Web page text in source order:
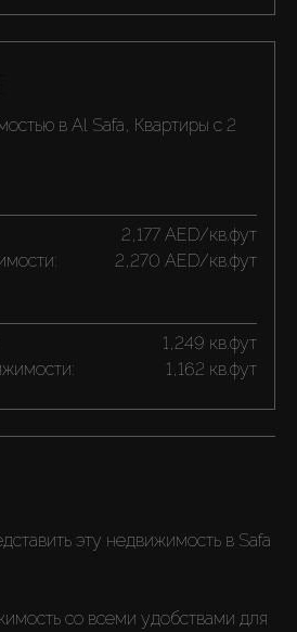
в Al Safa, Квартиры с 2
2,177 AED/кв.фут
2,270 AED/кв.фут
1,249 кв.фут
1,162 кв.фут
эту недвижимость в Safa
со всеми удобствами для